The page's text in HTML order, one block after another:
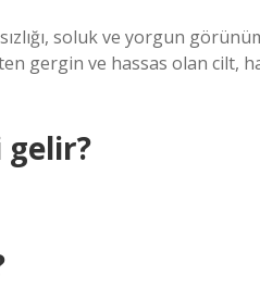
soluk ve yorgun
gergin ve hassas olan cilt,
gelir?